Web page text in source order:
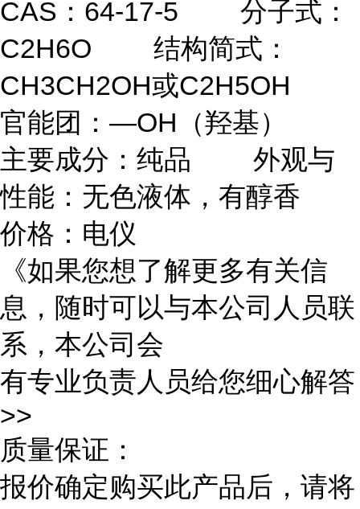
CAS：64-17-5 分子式：
C2H6O 结构简式：
CH3CH2OH或C2H5OH
官能团：—OH（羟基）
主要成分：纯品 外观与
性能：无色液体，有醇香
价格：电仪
《如果您想了解更多有关信
息，随时可以与本公司人员联
系，本公司会
有专业负责人员给您细心解答
>>
质量保证：
报价确定购买此产品后，请将